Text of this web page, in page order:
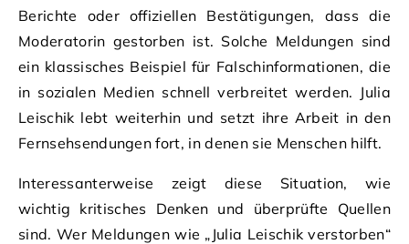
Berichte oder offiziellen Bestätigungen, dass die
Moderatorin gestorben ist. Solche Meldungen sind
ein klassisches Beispiel für Falschinformationen, die
in sozialen Medien schnell verbreitet werden. Julia
Leischik lebt weiterhin und setzt ihre Arbeit in den
Fernsehsendungen fort, in denen sie Menschen hilft.
Interessanterweise zeigt diese Situation, wie
wichtig kritisches Denken und überprüfte Quellen
sind. Wer Meldungen wie „Julia Leischik verstorben“